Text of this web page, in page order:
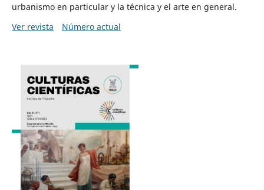
urbanismo en particular y la técnica y el arte en general.
Ver revista
Número actual